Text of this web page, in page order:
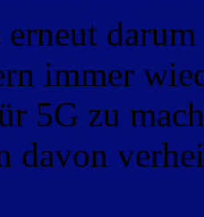
erneut
immer
5G zu
davon